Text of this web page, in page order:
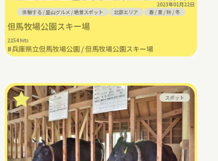
2023年01月22日
体験する /里山グルメ /絶景スポット 北部エリア 春/ 夏/秋/冬
但馬牧場公園スキー場
2254 hits
#兵庫県立但馬牧場公園 /但馬牧場公園スキー場
スポット